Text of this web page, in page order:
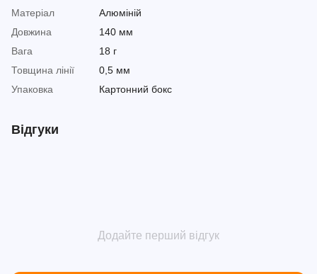
Матеріал
Алюміній
Довжина
140 мм
Вага
18 г
Товщина лінії
0,5 мм
Упаковка
Картонний бокс
Відгуки
Додайте перший відгук